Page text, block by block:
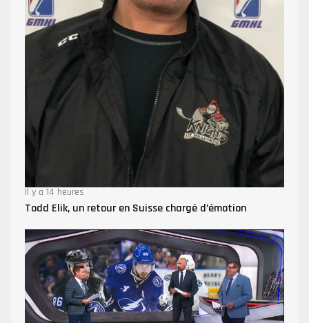
Il y a 14 heures
Todd Elik, un retour en Suisse chargé d’émotion